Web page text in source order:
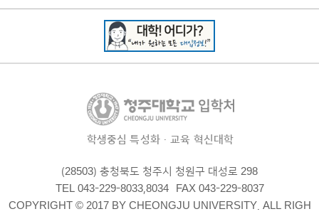
학생중심 특성화·교육 혁신대학
(28503) 충청북도 청주시 청원구 대성로 298
TEL 043-229-8033,8034
FAX 043-229-8037
COPYRIGHT © 2017 BY CHEONGJU UNIVERSITY. ALL RIGH